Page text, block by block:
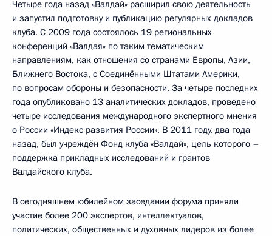
Четыре года назад «Валдай» расширил свою деятельность
и запустил подготовку и публикацию регулярных докладов
клуба. С 2009 года состоялось 19 региональных
конференций «Валдая» по таким тематическим
направлениям, как отношения со странами Европы, Азии,
Ближнего Востока, с Соединёнными Штатами Америки,
по вопросам обороны и безопасности. За четыре последних
года опубликовано 13 аналитических докладов, проведено
четыре исследования международного экспертного мнения
о России «Индекс развития России». В 2011 году, два года
назад, был учреждён Фонд клуба «Валдай», цель которого –
поддержка прикладных исследований и грантов
Валдайского клуба.
В сегодняшнем юбилейном заседании форума приняли
участие более 200 экспертов, интеллектуалов,
политических, общественных и духовных лидеров из более